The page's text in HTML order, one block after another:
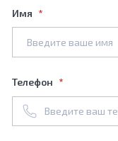
Имя
Телефон